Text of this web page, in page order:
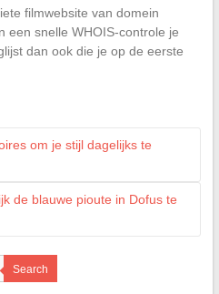
filmwebsite van domein
een snelle WHOIS-controle je
dan ook die je op de eerste
om je stijl dagelijks te
de blauwe pioute in Dofus te
Search